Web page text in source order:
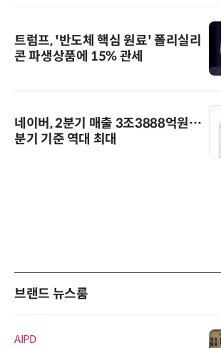
트럼프, '반도체 핵심 원료' 폴리실리
콘 파생상품에 15% 관세
네이버, 2분기 매출 3조3888억원…
분기 기준 역대 최대
브랜드 뉴스룸
AIPD